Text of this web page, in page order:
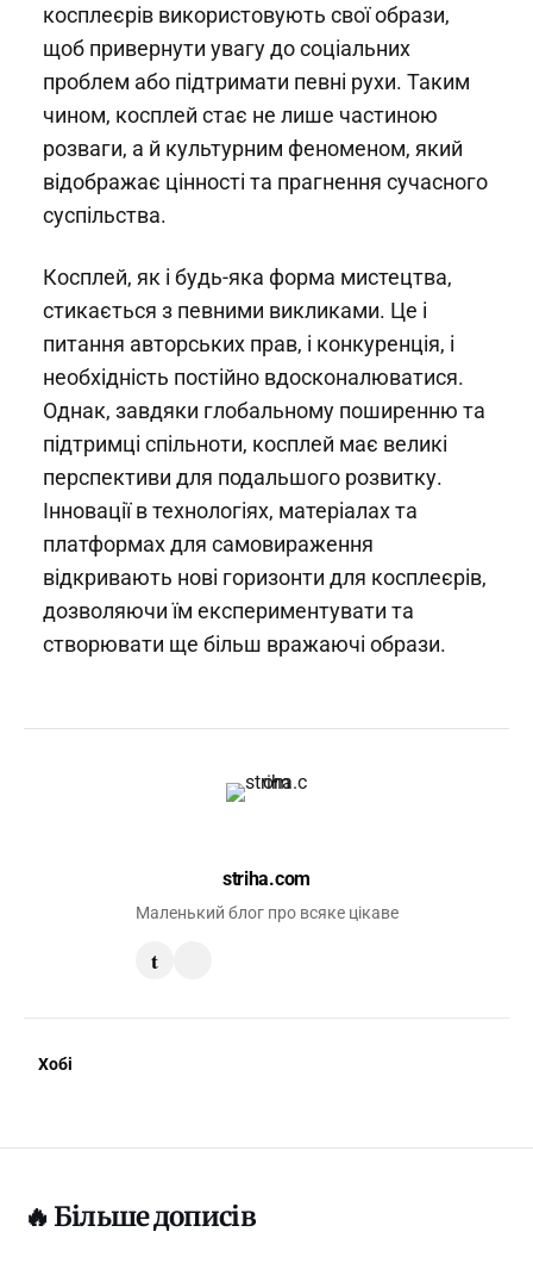
косплеєрів використовують свої образи,
щоб привернути увагу до соціальних
проблем або підтримати певні рухи. Таким
чином, косплей стає не лише частиною
розваги, а й культурним феноменом, який
відображає цінності та прагнення сучасного
суспільства.
Косплей, як і будь-яка форма мистецтва,
стикається з певними викликами. Це і
питання авторських прав, і конкуренція, і
необхідність постійно вдосконалюватися.
Однак, завдяки глобальному поширенню та
підтримці спільноти, косплей має великі
перспективи для подальшого розвитку.
Інновації в технологіях, матеріалах та
платформах для самовираження
відкривають нові горизонти для косплеєрів,
дозволяючи їм експериментувати та
створювати ще більш вражаючі образи.
striha.com
Маленький блог про всяке цікаве
t
Хобі
🔥 Більше дописів